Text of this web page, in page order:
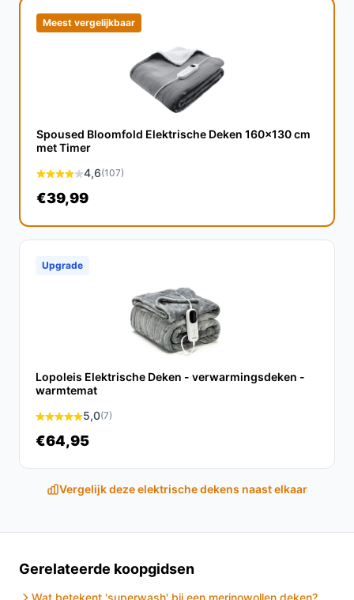
De verwachte levensduur van de AlphaBright
Is dit geschikt voor gebruik op de bank?
Ja, de deken is perfect voor gebruik op de bank,
waardoor je heerlijk kunt ontspannen met een knusse
warmte.
Wat zijn de belangrijkste verschillen met andere
elektrische dekens?
en hoogwaardige fleece materiaal, wat niet altijd te
vinden is bij concurrenten.
De AlphaBright Elektrische Warmtedeken is een
uitstekende keuze voor iedereen die geniet van warmte
en comfort in koude tijden. Met zijn praktische functies,
energiebesparende eigenschappen en
gebruiksvriendelijke ontwerp, is deze deken een
Ontdek alle specificaties en vergelijk prijzen op
Meest vergelijkbaar
Spoused Bloomfold Elektrische Deken 160x130 cm
met Timer
4,6(107)
€39,99
Upgrade
Lopoleis Elektrische Deken - verwarmingsdeken -
warmtemat
5,0(7)
€64,95
Vergelijk deze elektrische dekens naast elkaar
Gerelateerde koopgidsen
Wat betekent 'superwash' bij een merinowollen deken?